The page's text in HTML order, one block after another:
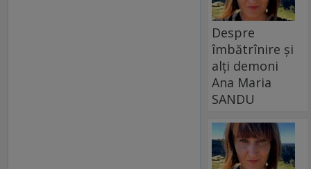
Despre
îmbătrînire și
alți demoni
Ana Maria
SANDU